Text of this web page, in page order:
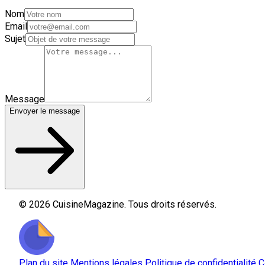
Nom
Email
Sujet
Message
Envoyer le message
© 2026 CuisineMagazine. Tous droits réservés.